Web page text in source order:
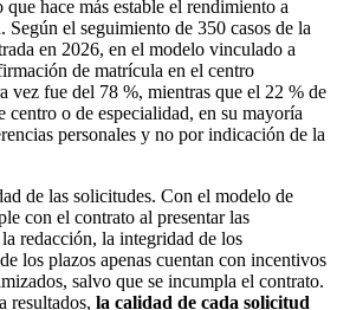
hace más estable el rendimiento a
Según el seguimiento de 350 casos de la
en 2026, en el modelo vinculado a
de matrícula en el centro
vez fue del 78 %, mientras que el 22 % de
centro o de especialidad, en su mayoría
personales y no por indicación de la
de las solicitudes. Con el modelo de
con el contrato al presentar las
redacción, la integridad de los
los plazos apenas cuentan con incentivos
salvo que se incumpla el contrato.
resultados, la calidad de cada solicitud